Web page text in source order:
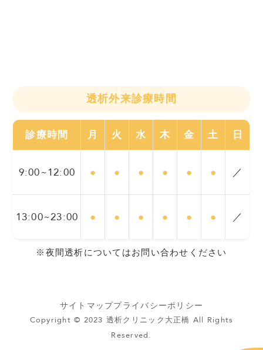
透析外来診療時間
診療時間 月 火 水 木 金 土 日
9:00~12:00 ● ● ● ● ● ● ／
13:00~23:00 ● ● ● ● ● ● ／
※夜間透析についてはお問い合わせください
サイトマッププライバシーポリシー
Copyright © 2023 透析クリニック大正橋 All Rights
Reserved.